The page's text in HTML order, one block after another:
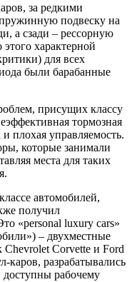
за редкими
подвеску на
а сзади – рессорную
характерной
для всех
были барабанные
присущих классу
тормозная
плохая управляемость.
которые занимали
места для таких
автомобилей,
получил
«personal luxury cars»
– двухместные
Chevrolet Corvette и Ford
каров, разрабатывались
доступны рабочему